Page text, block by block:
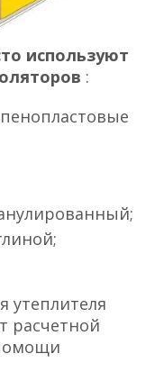
используют
:
утеплителя
расчетной